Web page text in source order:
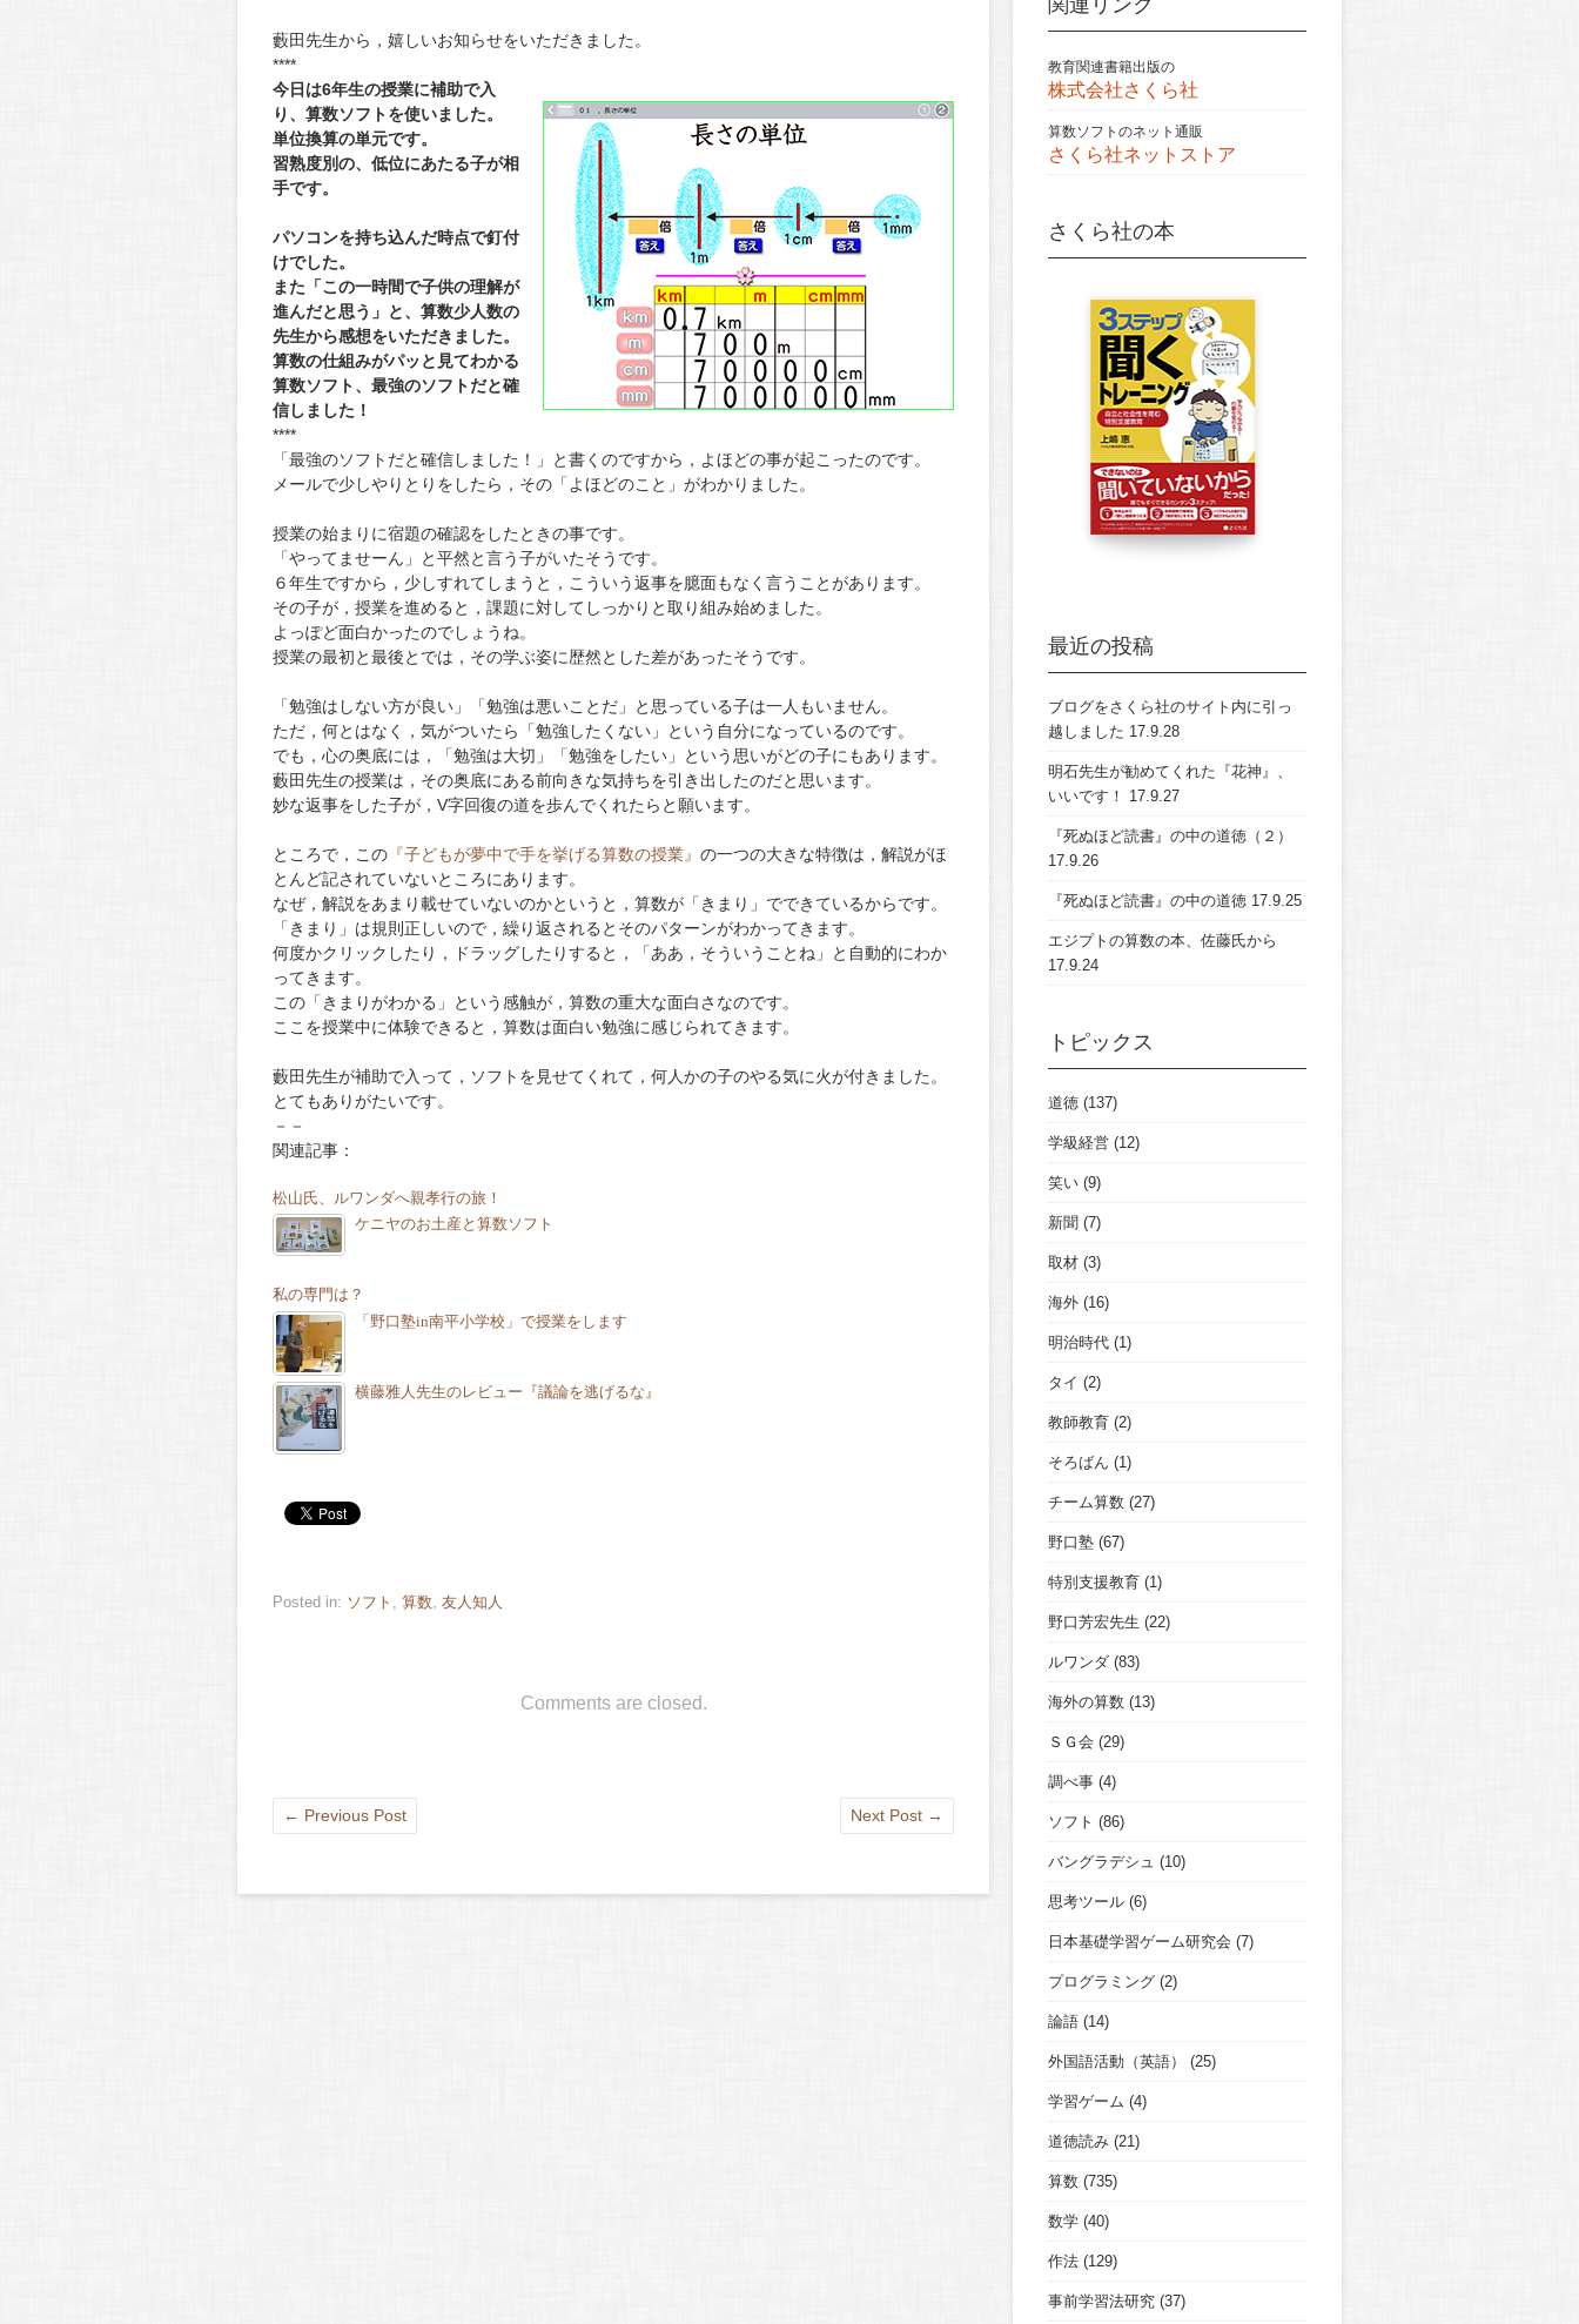
藪田先生から，嬉しいお知らせをいただきました。
****
今日は6年生の授業に補助で入
り、算数ソフトを使いました。
単位換算の単元です。
習熟度別の、低位にあたる子が相
手です。
パソコンを持ち込んだ時点で釘付
けでした。
また「この一時間で子供の理解が
進んだと思う」と、算数少人数の
先生から感想をいただきました。
算数の仕組みがパッと見てわかる
算数ソフト、最強のソフトだと確
信しました！
****
「最強のソフトだと確信しました！」と書くのですから，よほどの事が起こったのです。
メールで少しやりとりをしたら，その「よほどのこと」がわかりました。
授業の始まりに宿題の確認をしたときの事です。
「やってませーん」と平然と言う子がいたそうです。
６年生ですから，少しすれてしまうと，こういう返事を臆面もなく言うことがあります。
その子が，授業を進めると，課題に対してしっかりと取り組み始めました。
よっぽど面白かったのでしょうね。
授業の最初と最後とでは，その学ぶ姿に歴然とした差があったそうです。
「勉強はしない方が良い」「勉強は悪いことだ」と思っている子は一人もいません。
ただ，何とはなく，気がついたら「勉強したくない」という自分になっているのです。
でも，心の奥底には，「勉強は大切」「勉強をしたい」という思いがどの子にもあります。
藪田先生の授業は，その奥底にある前向きな気持ちを引き出したのだと思います。
妙な返事をした子が，V字回復の道を歩んでくれたらと願います。
ところで，この 『子どもが夢中で手を挙げる算数の授業』 の一つの大きな特徴は，解説がほ
とんど記されていないところにあります。
なぜ，解説をあまり載せていないのかというと，算数が「きまり」でできているからです。
「きまり」は規則正しいので，繰り返されるとそのパターンがわかってきます。
何度かクリックしたり，ドラッグしたりすると，「ああ，そういうことね」と自動的にわか
ってきます。
この「きまりがわかる」という感触が，算数の重大な面白さなのです。
ここを授業中に体験できると，算数は面白い勉強に感じられてきます。
藪田先生が補助で入って，ソフトを見せてくれて，何人かの子のやる気に火が付きました。
とてもありがたいです。
－－
関連記事：
松山氏、ルワンダへ親孝行の旅！
ケニヤのお土産と算数ソフト
私の専門は？
「野口塾in南平小学校」で授業をします
横藤雅人先生のレビュー『議論を逃げるな』
Posted in: ソフト 算数 友人知人
Comments are closed.
← Previous Post Next Post →
関連リンク
教育関連書籍出版の
株式会社さくら社
算数ソフトのネット通販
さくら社ネットストア
さくら社の本
最近の投稿
ブログをさくら社のサイト内に引っ
越しました 17.9.28
明石先生が勧めてくれた『花神』、
いいです！
17.9.27
『死ぬほど読書』の中の道徳（２）
17.9.26
『死ぬほど読書』の中の道徳 17.9.25
エジプトの算数の本、佐藤氏から
17.9.24
トピックス
道徳 (137)
学級経営 (12)
笑い (9)
新聞 (7)
取材 (3)
海外 (16)
明治時代 (1)
タイ (2)
教師教育 (2)
そろばん (1)
チーム算数 (27)
野口塾 (67)
特別支援教育 (1)
野口芳宏先生 (22)
ルワンダ (83)
海外の算数 (13)
ＳＧ会 (29)
調べ事 (4)
ソフト (86)
バングラデシュ (10)
思考ツール (6)
日本基礎学習ゲーム研究会 (7)
プログラミング (2)
論語 (14)
外国語活動（英語） (25)
学習ゲーム (4)
道徳読み (21)
算数 (735)
数学 (40)
作法 (129)
事前学習法研究 (37)